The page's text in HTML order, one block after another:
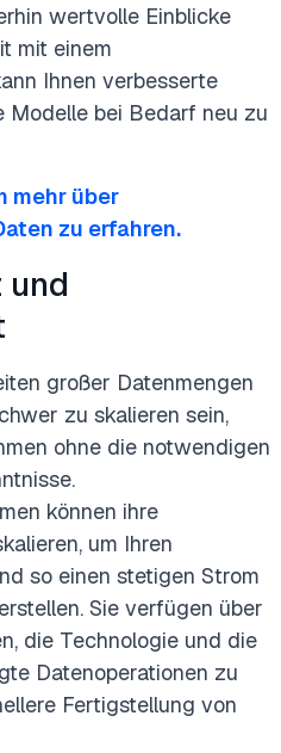
wertvolle Einblicke
mit einem
Ihnen verbesserte
Modelle bei Bedarf neu zu
mehr über
zu erfahren.
großer Datenmengen
zu skalieren sein,
ohne die notwendigen
können ihre
um Ihren
so einen stetigen Strom
Sie verfügen über
die Technologie und die
Datenoperationen zu
Fertigstellung von